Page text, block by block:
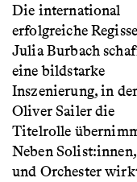
Die international
erfolgreiche
Julia Burbach
eine bildstarke
Inszenierung, in der
Oliver Sailer die
Titelrolle
Neben
und Orchester